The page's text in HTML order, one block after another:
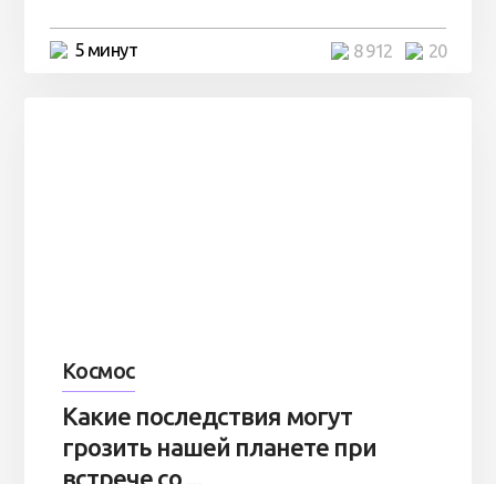
5 минут 20
8 912
Космос
Какие последствия могут
грозить нашей планете при
встрече со ...